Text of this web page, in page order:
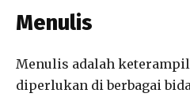
Menulis
Menulis adalah
diperlukan di berbagai